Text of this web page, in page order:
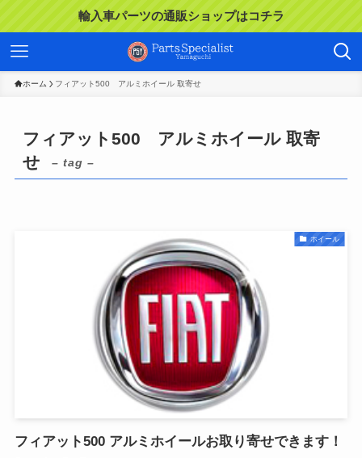
輸入車パーツの通販ショップはコチラ
ホーム フィアット500 アルミホイール 取寄せ
フィアット500 アルミホイール 取寄
せ
– tag –
ホイール
フィアット500 アルミホイールお取り寄せできます！